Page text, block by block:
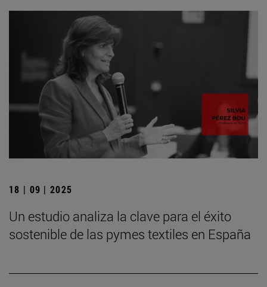
18 | 09 | 2025
Un estudio analiza la clave para el éxito
sostenible de las pymes textiles en España